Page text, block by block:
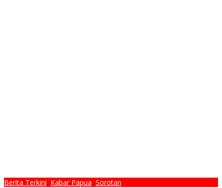
Berita Terkini, Kabar Papua, Sorotan